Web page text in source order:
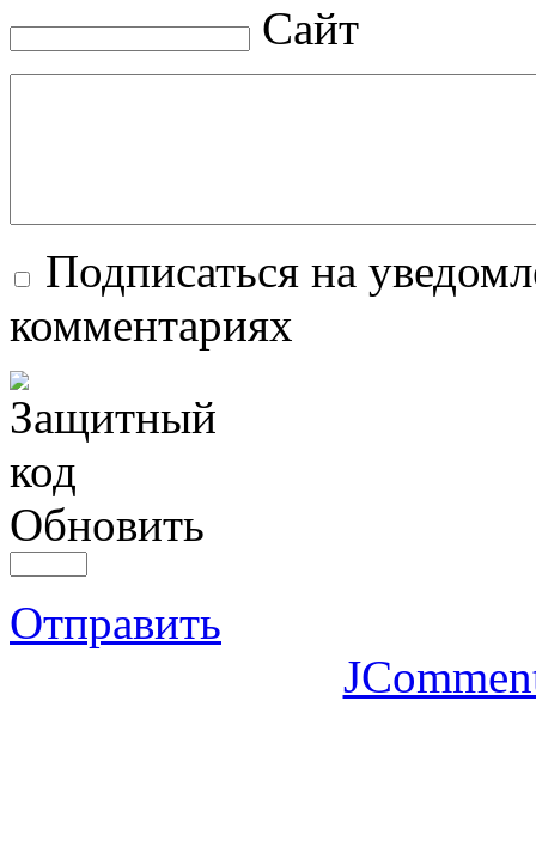
Сайт
Подписаться на
комментариях
Обновить
Отправить